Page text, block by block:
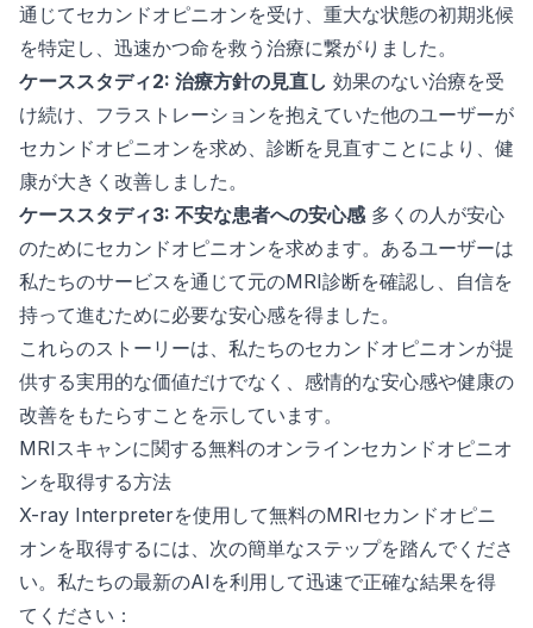
通じてセカンドオピニオンを受け、重大な状態の初期兆候
を特定し、迅速かつ命を救う治療に繋がりました。
ケーススタディ2: 治療方針の見直し 効果のない治療を受
け続け、フラストレーションを抱えていた他のユーザーが
セカンドオピニオンを求め、診断を見直すことにより、健
康が大きく改善しました。
ケーススタディ3: 不安な患者への安心感 多くの人が安心
のためにセカンドオピニオンを求めます。あるユーザーは
私たちのサービスを通じて元のMRI診断を確認し、自信を
持って進むために必要な安心感を得ました。
これらのストーリーは、私たちのセカンドオピニオンが提
供する実用的な価値だけでなく、感情的な安心感や健康の
改善をもたらすことを示しています。
MRIスキャンに関する無料のオンラインセカンドオピニオ
ンを取得する方法
X-ray Interpreterを使用して無料のMRIセカンドオピニ
オンを取得するには、次の簡単なステップを踏んでくださ
い。私たちの最新のAIを利用して迅速で正確な結果を得
てください：